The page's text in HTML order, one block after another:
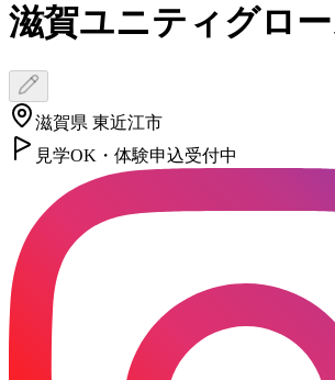
滋賀ユニティグロ
滋賀県 東近江市
見学OK・体験申込受付中